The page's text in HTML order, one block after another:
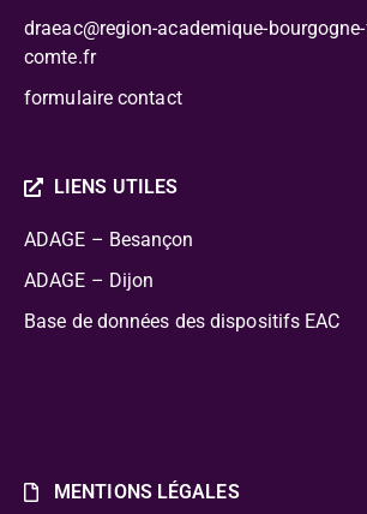
draeac@region-academique-
comte.fr
formulaire contact
LIENS UTILES
ADAGE – Besançon
ADAGE – Dijon
Base de données des dispositifs EAC
MENTIONS LÉGALES